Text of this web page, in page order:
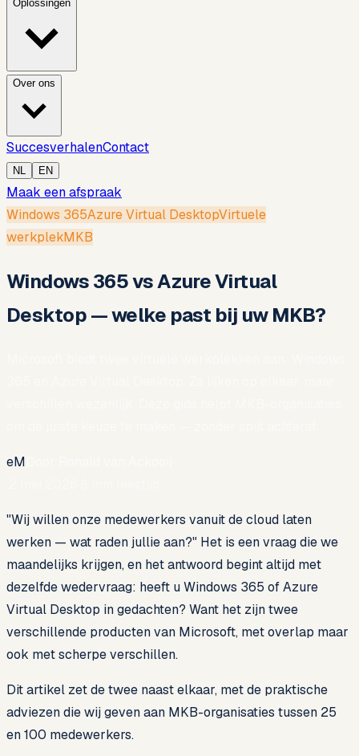
Oplossingen
Over ons
SuccesverhalenContact
NL EN
Maak een afspraak
Windows 365Azure Virtual DesktopVirtuele
werkplekMKB
Windows 365 vs Azure Virtual
Desktop — welke past bij uw MKB?
eM
"Wij willen onze medewerkers vanuit de cloud laten
werken — wat raden jullie aan?" Het is een vraag die we
maandelijks krijgen, en het antwoord begint altijd met
dezelfde wedervraag: heeft u Windows 365 of Azure
Virtual Desktop in gedachten? Want het zijn twee
verschillende producten van Microsoft, met overlap maar
ook met scherpe verschillen.
Dit artikel zet de twee naast elkaar, met de praktische
adviezen die wij geven aan MKB-organisaties tussen 25
en 100 medewerkers.